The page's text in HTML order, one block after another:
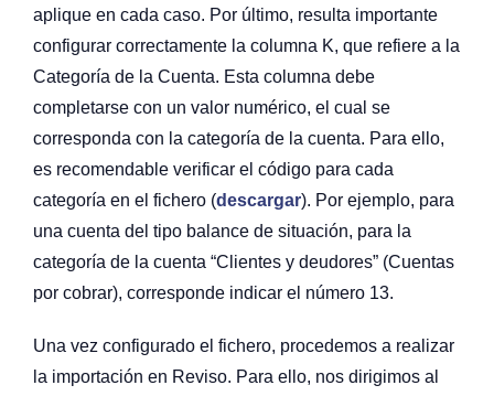
aplique en cada caso. Por último, resulta importante
configurar correctamente la columna K, que refiere a la
Categoría de la Cuenta. Esta columna debe
completarse con un valor numérico, el cual se
corresponda con la categoría de la cuenta. Para ello,
es recomendable verificar el código para cada
categoría en el fichero (descargar). Por ejemplo, para
una cuenta del tipo balance de situación, para la
categoría de la cuenta “Clientes y deudores” (Cuentas
por cobrar), corresponde indicar el número 13.
Una vez configurado el fichero, procedemos a realizar
la importación en Reviso. Para ello, nos dirigimos al